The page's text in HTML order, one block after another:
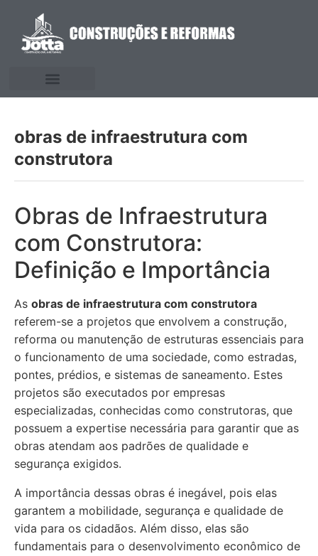
obras de infraestrutura com
construtora
Obras de Infraestrutura
com Construtora:
Definição e Importância
As obras de infraestrutura com construtora
referem-se a projetos que envolvem a construção,
reforma ou manutenção de estruturas essenciais para
o funcionamento de uma sociedade, como estradas,
pontes, prédios, e sistemas de saneamento. Estes
projetos são executados por empresas
especializadas, conhecidas como construtoras, que
possuem a expertise necessária para garantir que as
obras atendam aos padrões de qualidade e
segurança exigidos.
A importância dessas obras é inegável, pois elas
garantem a mobilidade, segurança e qualidade de
vida para os cidadãos. Além disso, elas são
fundamentais para o desenvolvimento econômico de